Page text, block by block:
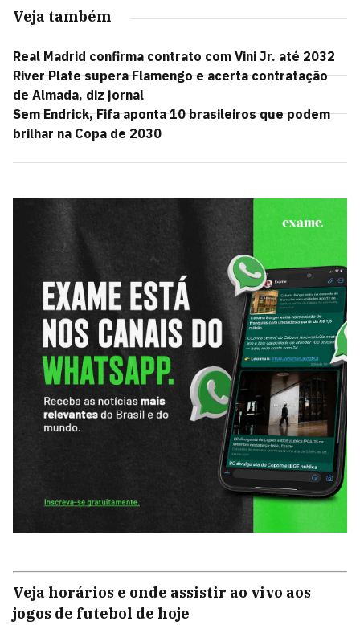
Veja também
Real Madrid confirma contrato com Vini Jr. até 2032
River Plate supera Flamengo e acerta contratação
de Almada, diz jornal
Sem Endrick, Fifa aponta 10 brasileiros que podem
brilhar na Copa de 2030
Veja horários e onde assistir ao vivo aos
jogos de futebol de hoje